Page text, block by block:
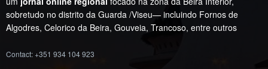
sobretudo no distrito da Guarda /Viseu— incluindo Fornos de
Algodres, Celorico da Beira, Gouveia, Trancoso, entre outros
Contact: +351 934 104 923